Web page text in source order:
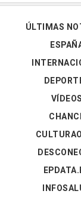
ÚLTIMAS
VÍDEOS